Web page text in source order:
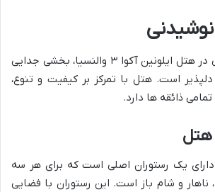
تجربه غذا و نوشیدنی در هتل ایلونین آکوا ۳ والنسیا، بخشی جدایی
است. هتل با تمرکز بر کیفیت و تنوع،
ذائقه ها دارد.
هتل
هتل ایلونین آکوا ۳ دارای یک رستوران اصلی است که برای هر سه
ناهار و شام باز است. این رستوران با فضایی